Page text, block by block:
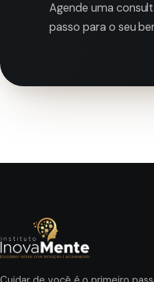
Agende uma
passo para o seu